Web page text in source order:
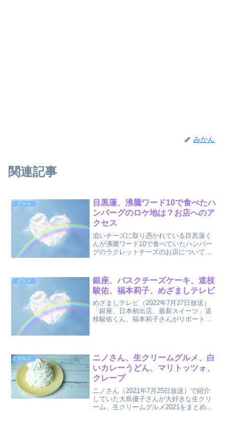
みかん
関連記事
グルメ
目黒蓮、沸騰ワード10で食べたハ
ンバーグのロケ地は？お店へのア
クセス
追いチーズに取り憑かれている目黒蓮く
んが沸騰ワード10で食べていたハンバー
グのラクレットチーズのお店についてま
グルメ
銀座、バスクチーズケーキ、道枝
駿佑、福本莉子、めざましテレビ
めざましテレビ（2022年7月27日放送）
「銀座、日本初出店、最新スイーツ」道
枝駿佑くん、福本莉子さんがリポート
グルメ
ニノさん、生クリームグルメ、白
いカレーうどん、マリトッツォ、
クレープ
ニノさん（2021年7月25日放送）で紹介
していた大島優子さんが大好きな生クリ
ーム、生クリームグルメ2021をまとめま